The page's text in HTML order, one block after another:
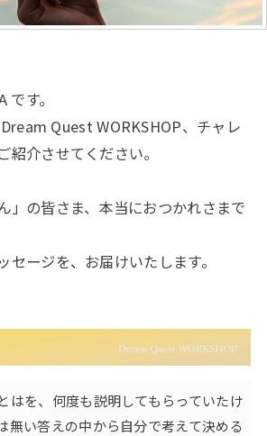
す。
Quest WORKSHOP、チャレ
紹介させてください。
」の皆さま、本当におつかれさまで
セージを、お届けいたします。
はを、何度も説明してもらっていたけ
無い答えの中から自分で考えて決める